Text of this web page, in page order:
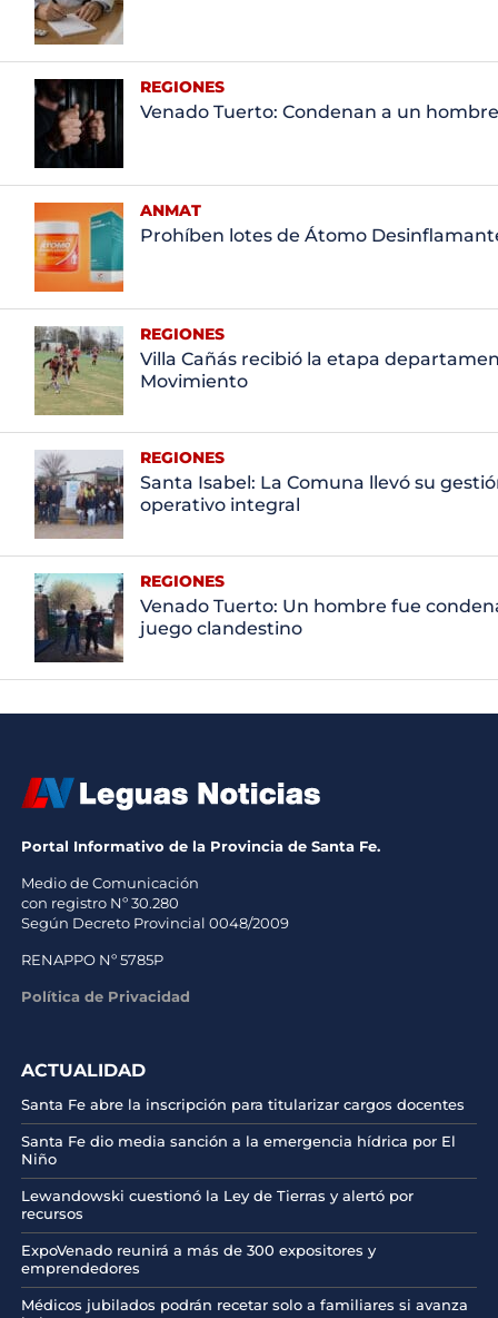
REGIONES
Venado Tuerto: Condenan a un
ANMAT
Prohíben lotes de Átomo
REGIONES
Villa Cañás recibió la etapa
Movimiento
REGIONES
Santa Isabel: La Comuna llevó su
operativo integral
REGIONES
Venado Tuerto: Un hombre fue
juego clandestino
Portal Informativo de la Provincia de Santa Fe.
Medio de Comunicación
con registro Nº 30.280
Según Decreto Provincial 0048/2009
RENAPPO Nº 5785P
Política de Privacidad
ACTUALIDAD
Santa Fe abre la inscripción para titularizar cargos docentes
Santa Fe dio media sanción a la emergencia hídrica por El
Niño
Lewandowski cuestionó la Ley de Tierras y alertó por
recursos
ExpoVenado reunirá a más de 300 expositores y
emprendedores
Médicos jubilados podrán recetar solo a familiares si avanza